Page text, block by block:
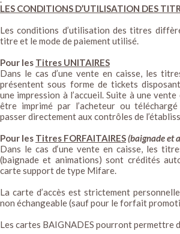
LES CONDITIONS D’UTILISATION DES
Les conditions d’utilisation des titres
titre et le mode de paiement utilisé.
Pour les Titres UNITAIRES
Dans le cas d’une vente en caisse, les
présentent sous forme de tickets
une impression à l’accueil. Suite à une
être imprimé par l’acheteur ou
passer directement aux contrôles de
Pour les Titres FORFAITAIRES(baignade et
Dans le cas d‘une vente en caisse, les
(baignade et animations) sont crédités
carte support de type Mifare.
La carte d’accès est strictement
non échangeable (sauf pour le forfait
Les cartes BAIGNADES pourront permettre